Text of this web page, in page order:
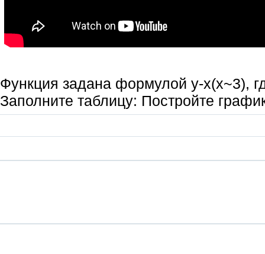
Функция задана формулой у-х(х~3),
Заполните таблицу: Постройте